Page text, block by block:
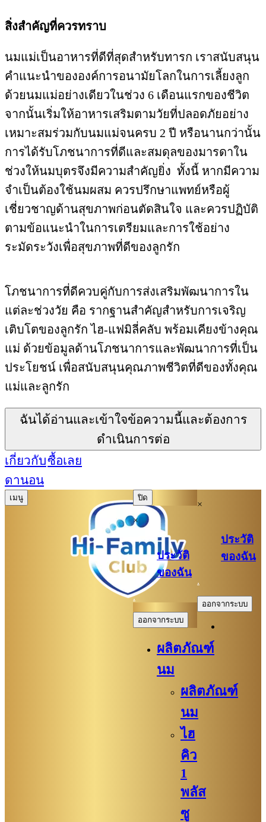
สิ่งสำคัญที่ควรทราบ
นมแม่เป็นอาหารที่ดีที่สุดสำหรับทารก เราสนับสนุน
คำแนะนำขององค์การอนามัยโลกในการเลี้ยงลูก
ด้วยนมแม่อย่างเดียวในช่วง 6 เดือนแรกของชีวิต
จากนั้นเริ่มให้อาหารเสริมตามวัยที่ปลอดภัยอย่าง
เหมาะสมร่วมกับนมแม่จนครบ 2 ปี หรือนานกว่านั้น
การได้รับโภชนาการที่ดีและสมดุลของมารดาใน
ช่วงให้นมบุตรจึงมีความสำคัญยิ่ง ทั้งนี้ หากมีความ
จำเป็นต้องใช้นมผสม ควรปรึกษาแพทย์หรือผู้
เชี่ยวชาญด้านสุขภาพก่อนตัดสินใจ และควรปฏิบัติ
ตามข้อแนะนำในการเตรียมและการใช้อย่าง
ระมัดระวังเพื่อสุขภาพที่ดีของลูกรัก
โภชนาการที่ดีควบคู่กับการส่งเสริมพัฒนาการใน
แต่ละช่วงวัย คือ รากฐานสำคัญสำหรับการเจริญ
เติบโตของลูกรัก ไฮ-แฟมิลี่คลับ พร้อมเคียงข้างคุณ
แม่ ด้วยข้อมูลด้านโภชนาการและพัฒนาการที่เป็น
ประโยชน์ เพื่อสนับสนุนคุณภาพชีวิตที่ดีของทั้งคุณ
แม่และลูกรัก
ฉันได้อ่านและเข้าใจข้อความนี้และต้องการ
ดำเนินการต่อ
เกี่ยวกับ
ดานอน
ซื้อเลย
เมนู ปิด
×
ประวัติ
ของฉัน
.
ออกจากระบบ
ผลิตภัณฑ์
นม
ผลิตภัณฑ์
นม
ไฮ
คิว
1
พลัส
ซู
×
ประวัติ
ของฉัน
.
ออกจากระบบ